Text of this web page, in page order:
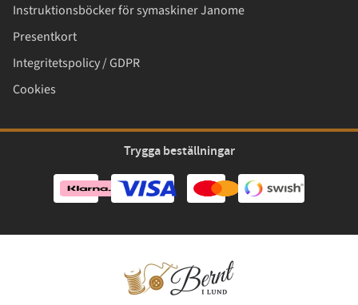
Instruktionsböcker för symaskiner Janome
Presentkort
Integritetspolicy / GDPR
Cookies
Trygga beställningar